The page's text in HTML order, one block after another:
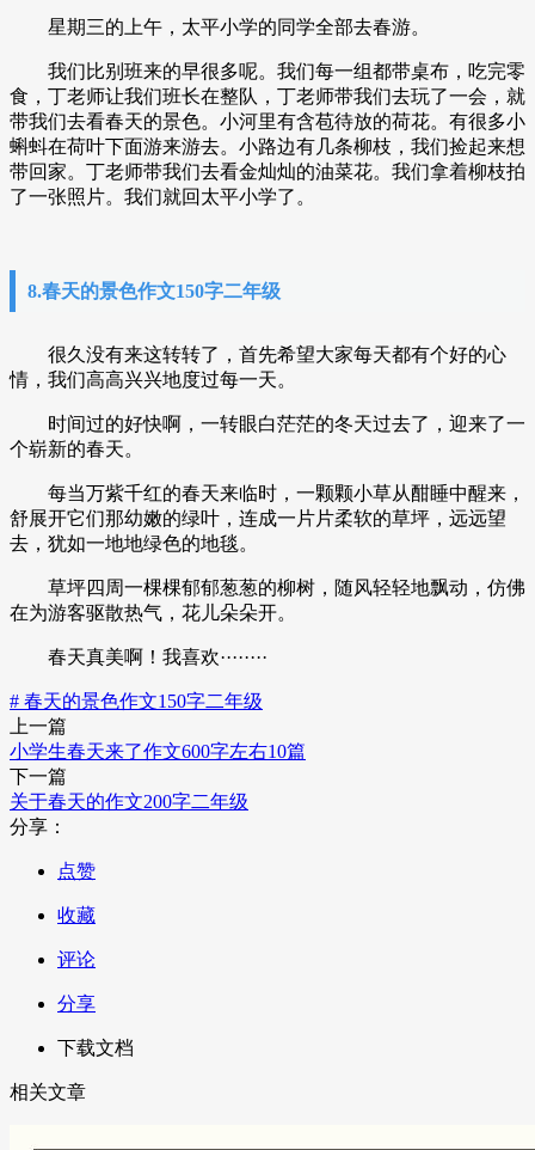
星期三的上午，太平小学的同学全部去春游。
我们比别班来的早很多呢。我们每一组都带桌布，吃完零
食，丁老师让我们班长在整队，丁老师带我们去玩了一会，就
带我们去看春天的景色。小河里有含苞待放的荷花。有很多小
蝌蚪在荷叶下面游来游去。小路边有几条柳枝，我们捡起来想
带回家。丁老师带我们去看金灿灿的油菜花。我们拿着柳枝拍
了一张照片。我们就回太平小学了。
8.春天的景色作文150字二年级
很久没有来这转转了，首先希望大家每天都有个好的心
情，我们高高兴兴地度过每一天。
时间过的好快啊，一转眼白茫茫的冬天过去了，迎来了一
个崭新的春天。
每当万紫千红的春天来临时，一颗颗小草从酣睡中醒来，
舒展开它们那幼嫩的绿叶，连成一片片柔软的草坪，远远望
去，犹如一地地绿色的地毯。
草坪四周一棵棵郁郁葱葱的柳树，随风轻轻地飘动，仿佛
在为游客驱散热气，花儿朵朵开。
春天真美啊！我喜欢········
# 春天的景色作文150字二年级
上一篇
小学生春天来了作文600字左右10篇
下一篇
关于春天的作文200字二年级
分享：
点赞
收藏
评论
分享
下载文档
相关文章